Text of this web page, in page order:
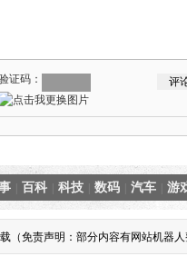
证码：
百科 科技 数码 汽车 游
（免责声明：部分内容有网站机器